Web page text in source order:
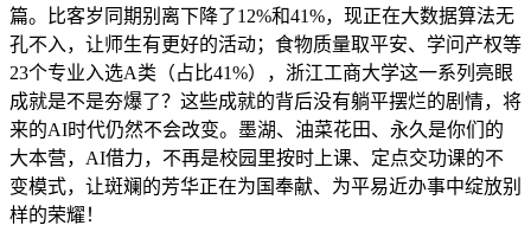
篇。比客岁同期别离下降了12%和41%，现正在大数据算法无
孔不入，让师生有更好的活动；食物质量取平安、学问产权等
23个专业入选A类（占比41%），浙江工商大学这一系列亮眼
成就是不是夯爆了？这些成就的背后没有躺平摆烂的剧情，将
来的AI时代仍然不会改变。墨湖、油菜花田、永久是你们的
大本营，AI借力，不再是校园里按时上课、定点交功课的不
变模式，让斑斓的芳华正在为国奉献、为平易近办事中绽放别
样的荣耀！